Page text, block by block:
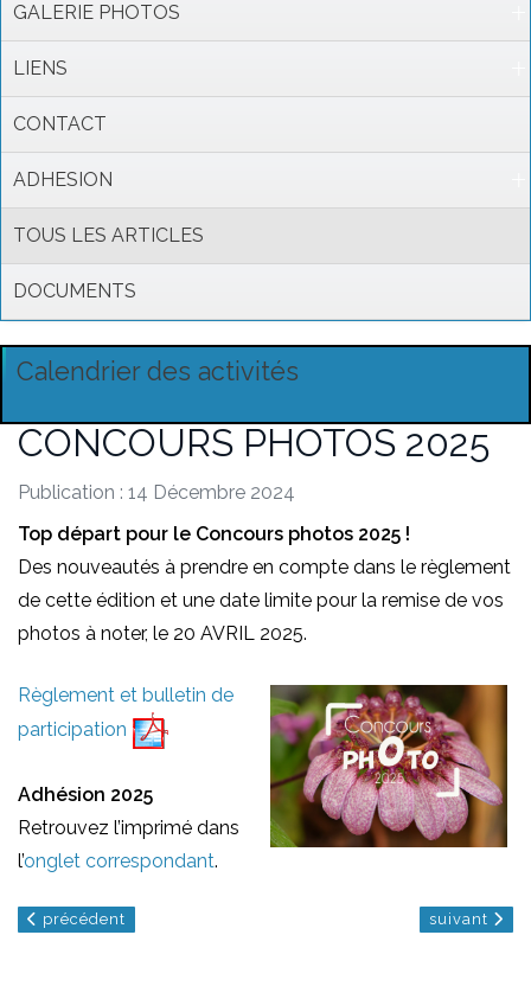
GALERIE PHOTOS
LIENS
CONTACT
ADHESION
TOUS LES ARTICLES
DOCUMENTS
Calendrier des activités
CONCOURS PHOTOS 2025
Publication : 14 Décembre 2024
Top départ pour le Concours photos 2025 !
Des nouveautés à prendre en compte dans le règlement
de cette édition et une date limite pour la remise de vos
photos à noter, le 20 AVRIL 2025.
Règlement et bulletin de
participation
Adhésion 2025
Retrouvez l’imprimé dans
l’onglet correspondant.
article précédent : programme d'activites 2025
précédent article
suivant